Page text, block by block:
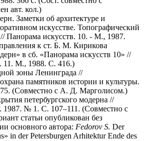
авт. кол.)
Заметки об архитектуре и
искусстве. Топографический
// Панорама искусств. 10. - М., 1987.
к ст. Б. М. Кирикова
в сб. «Панорама искусств 10» //
11. М., 1988. С. 416.)
зоны Ленинграда //
памятников истории и культуры.
(Совместно с А. Д. Марголисом.)
петербургского модерна //
№ 1. С. 107–111. (Совместно с
статьи опубликован без
основного автора: Fedorov S. Der
in der Petersburgen Arhitektur Ende des